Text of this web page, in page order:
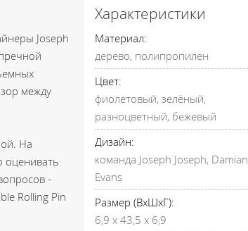
Joseph
между
На
оценивать
-
Rolling Pin
Характеристики
Материал:
дерево, полипропилен
Цвет:
фиолетовый, зелёный,
разноцветный, бежевый
Дизайн:
команда Joseph Joseph, Damian
Evans
Размер (ВхШхГ):
6,9 x 43,5 x 6,9